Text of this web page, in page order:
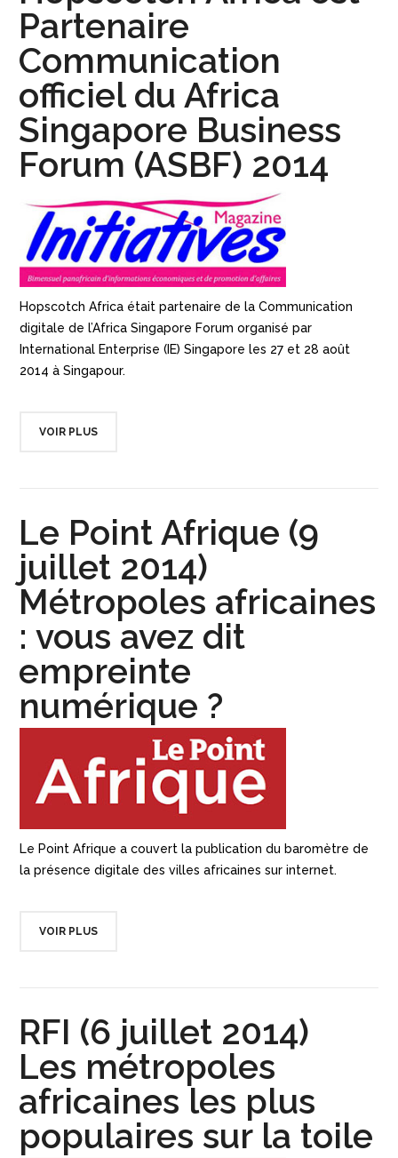
Partenaire
Communication
officiel du Africa
Singapore Business
Forum (ASBF) 2014
Hopscotch Africa était partenaire de la Communication
digitale de l’Africa Singapore Forum organisé par
International Enterprise (IE) Singapore les 27 et 28 août
2014 à Singapour.
VOIR PLUS
Le Point Afrique (9
juillet 2014)
Métropoles africaines
: vous avez dit
empreinte
numérique ?
Le Point Afrique a couvert la publication du baromètre de
la présence digitale des villes africaines sur internet.
VOIR PLUS
RFI (6 juillet 2014)
Les métropoles
africaines les plus
populaires sur la toile